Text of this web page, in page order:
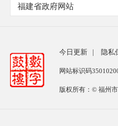
福建省政府网站
今日更新 | 隐私
网站标识码
版权所有：© 福州